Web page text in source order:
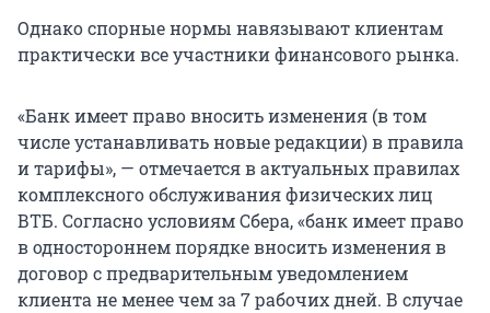
Однако спорные нормы навязывают клиентам
практически все участники финансового рынка.
«Банк имеет право вносить изменения (в том
числе устанавливать новые редакции) в правила
и тарифы», — отмечается в актуальных правилах
комплексного обслуживания физических лиц
ВТБ. Согласно условиям Сбера, «банк имеет право
в одностороннем порядке вносить изменения в
договор с предварительным уведомлением
клиента не менее чем за 7 рабочих дней. В случае